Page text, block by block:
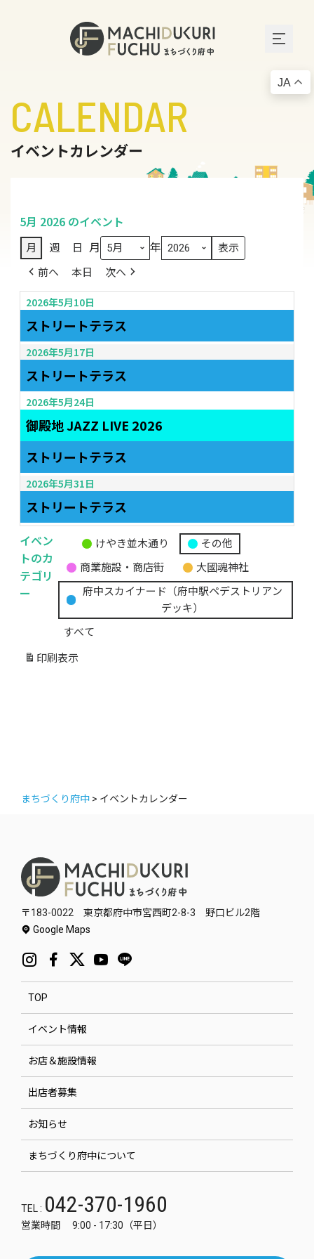
CALENDAR
イベントカレンダー
5月 2026 のイベント
月 週 日 月 年
前へ 本日 次へ
2026年5月10日
ストリートテラス
2026年5月17日
ストリートテラス
2026年5月24日
御殿地 JAZZ LIVE 2026
ストリートテラス
2026年5月31日
ストリートテラス
イベン
トのカ
テゴリ
ー
題
の
カ
テ
ゴ
リ
けやき並木通り
その他
商業施設・商店街
大國魂神社
府中スカイナード（府中駅ペデストリアン
デッキ）
すべて
印刷 表示
まちづくり府中 > イベントカレンダー
〒183-0022 東京都府中市宮西町2-8-3 野口ビル2階
Google Maps
TOP
イベント情報
お店＆施設情報
出店者募集
お知らせ
まちづくり府中について
TEL : 042-370-1960
営業時間 9:00 - 17:30（平日）
JA